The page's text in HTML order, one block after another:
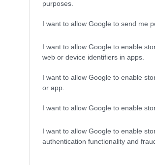
purposes.
I want to allow Google to send me
I want to allow Google to enable
web or device identifiers in apps.
I want to allow Google to enable
or app.
I want to allow Google to enable
I want to allow Google to enable
authentication functionality and